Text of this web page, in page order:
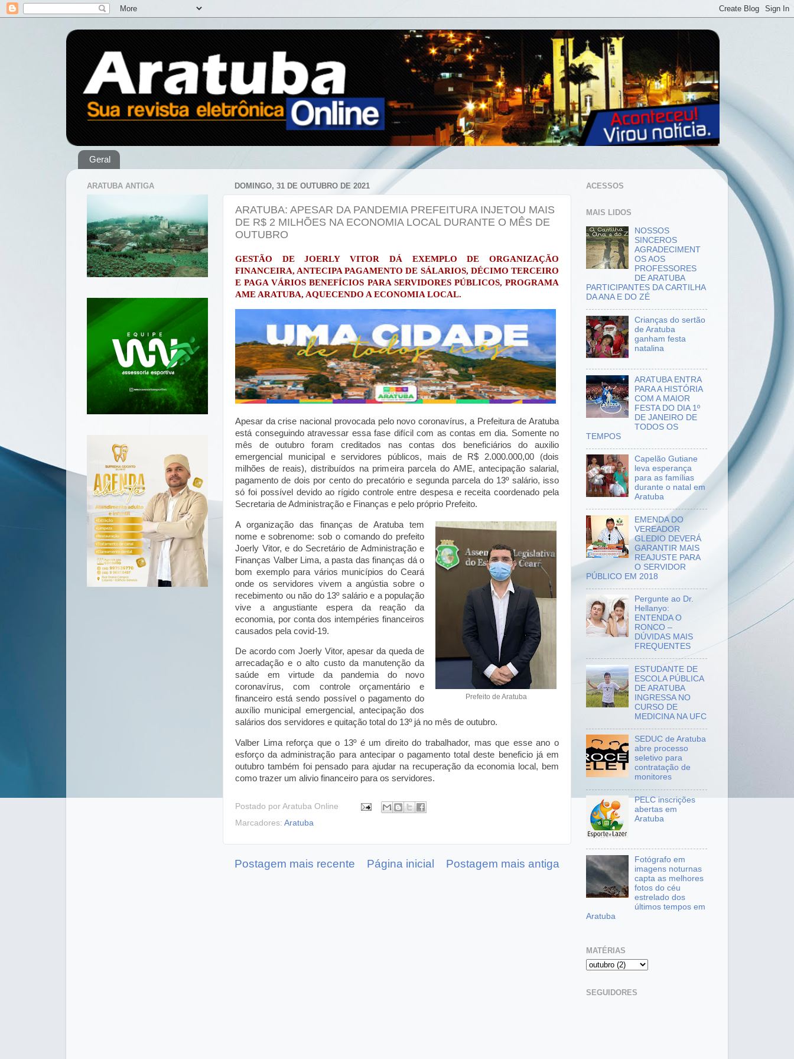
Geral
DOMINGO, 31 DE OUTUBRO DE 2021
ARATUBA: APESAR DA PANDEMIA PREFEITURA INJETOU MAIS
DE R$ 2 MILHÕES NA ECONOMIA LOCAL DURANTE O MÊS DE
OUTUBRO
GESTÃO DE JOERLY VITOR DÁ EXEMPLO DE ORGANIZAÇÃO
FINANCEIRA, ANTECIPA PAGAMENTO DE SÁLARIOS, DÉCIMO TERCEIRO
E PAGA VÁRIOS BENEFÍCIOS PARA SERVIDORES PÚBLICOS, PROGRAMA
AME ARATUBA, AQUECENDO A ECONOMIA LOCAL.
Apesar da crise nacional provocada pelo novo coronavírus, a Prefeitura de Aratuba
está conseguindo atravessar essa fase difícil com as contas em dia. Somente no
mês de outubro foram creditados nas contas dos beneficiários do auxilio
emergencial municipal e servidores públicos, mais de R$ 2.000.000,00 (dois
milhões de reais), distribuídos na primeira parcela do AME, antecipação salarial,
pagamento de dois por cento do precatório e segunda parcela do 13º salário, isso
só foi possível devido ao rígido controle entre despesa e receita coordenado pela
Secretaria de Administração e Finanças e pelo próprio Prefeito.
Prefeito de Aratuba
A organização das finanças de Aratuba tem
nome e sobrenome: sob o comando do prefeito
Joerly Vitor, e do Secretário de Administração e
Finanças Valber Lima, a pasta das finanças dá o
bom exemplo para vários municípios do Ceará
onde os servidores vivem a angústia sobre o
recebimento ou não do 13º salário e a população
vive a angustiante espera da reação da
economia, por conta dos intempéries financeiros
causados pela covid-19.
De acordo com Joerly Vitor, apesar da queda de
arrecadação e o alto custo da manutenção da
saúde em virtude da pandemia do novo
coronavírus, com controle orçamentário e
financeiro está sendo possível o pagamento do
auxílio municipal emergencial, antecipação dos
salários dos servidores e quitação total do 13º já no mês de outubro.
Valber Lima reforça que o 13º é um direito do trabalhador, mas que esse ano o
esforço da administração para antecipar o pagamento total deste beneficio já em
outubro também foi pensado para ajudar na recuperação da economia local, bem
como trazer um alivio financeiro para os servidores.
Postado por Aratuba Online
Marcadores: Aratuba
Postagem mais recente Postagem mais antiga
Página inicial
ARATUBA ANTIGA ACESSOS
MAIS LIDOS
NOSSOS
SINCEROS
AGRADECIMENT
OS AOS
PROFESSORES
DE ARATUBA
PARTICIPANTES DA CARTILHA
DA ANA E DO ZÉ
Crianças do sertão
de Aratuba
ganham festa
natalina
ARATUBA ENTRA
PARA A HISTÓRIA
COM A MAIOR
FESTA DO DIA 1º
DE JANEIRO DE
TODOS OS
TEMPOS
Capelão Gutiane
leva esperança
para as famílias
durante o natal em
Aratuba
EMENDA DO
VEREADOR
GLEDIO DEVERÁ
GARANTIR MAIS
REAJUSTE PARA
O SERVIDOR
PÚBLICO EM 2018
Pergunte ao Dr.
Hellanyo:
ENTENDA O
RONCO –
DÚVIDAS MAIS
FREQUENTES
ESTUDANTE DE
ESCOLA PÚBLICA
DE ARATUBA
INGRESSA NO
CURSO DE
MEDICINA NA UFC
SEDUC de Aratuba
abre processo
seletivo para
contratação de
monitores
PELC inscrições
abertas em
Aratuba
Fotógrafo em
imagens noturnas
capta as melhores
fotos do céu
estrelado dos
últimos tempos em
Aratuba
MATÉRIAS
SEGUIDORES